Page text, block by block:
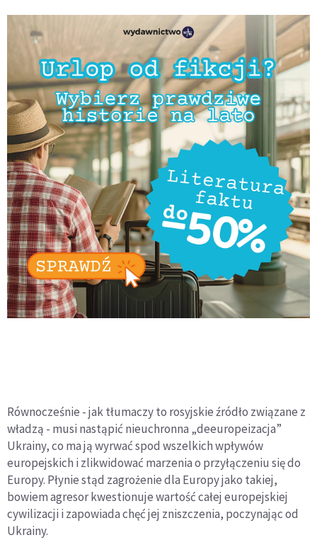
Równocześnie - jak tłumaczy to rosyjskie źródło związane z
władzą - musi nastąpić nieuchronna „deeuropeizacja”
Ukrainy, co ma ją wyrwać spod wszelkich wpływów
europejskich i zlikwidować marzenia o przyłączeniu się do
Europy. Płynie stąd zagrożenie dla Europy jako takiej,
bowiem agresor kwestionuje wartość całej europejskiej
cywilizacji i zapowiada chęć jej zniszczenia, poczynając od
Ukrainy.